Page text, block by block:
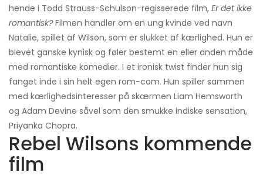
hende i Todd Strauss-Schulson-regisserede film, Er det ikke
romantisk?Filmen handler om en ung kvinde ved navn
Natalie, spillet af Wilson, som er slukket af kærlighed. Hun er
blevet ganske kynisk og føler bestemt en eller anden måde
med romantiske komedier. I et ironisk twist finder hun sig
fanget inde i sin helt egen rom-com. Hun spiller sammen
med kærlighedsinteresser på skærmen Liam Hemsworth
og Adam Devine såvel som den smukke indiske sensation,
Priyanka Chopra.
Rebel Wilsons kommende
film